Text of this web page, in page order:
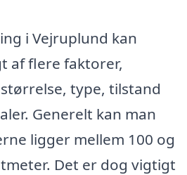
i Vejruplund kan
af flere faktorer,
type, tilstand
Generelt kan man
ligger mellem 100 og
Det er dog vigtigt